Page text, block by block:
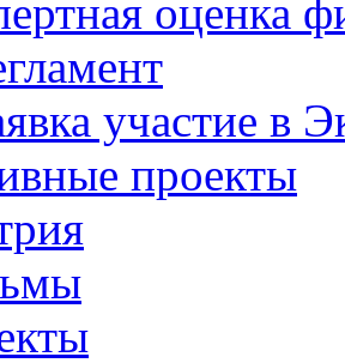
оценка
участие в
проекты